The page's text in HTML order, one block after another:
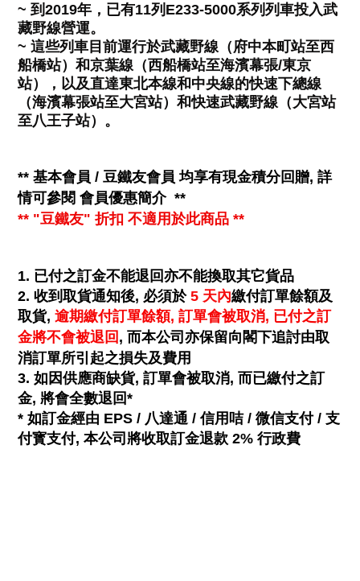
~ 到2019年，已有11列E233-5000系列列車投入武
藏野線營運。
~ 這些列車目前運行於武藏野線（府中本町站至西
船橋站）和京葉線（西船橋站至海濱幕張/東京
站），以及直達東北本線和中央線的快速下總線
（海濱幕張站至大宮站）和快速武藏野線（大宮站
至八王子站）。
** 基本會員 / 豆鐵友會員 均享有現金積分回贈, 詳
情可參閱 會員優惠簡介 **
** "豆鐵友" 折扣 不適用於此商品 **
1. 已付之訂金不能退回亦不能換取其它貨品
2. 收到取貨通知後, 必須於 5 天內繳付訂單餘額及
取貨, 逾期繳付訂單餘額, 訂單會被取消, 已付之訂
金將不會被退回 , 而本公司亦保留向閣下追討由取
消訂單所引起之損失及費用
3. 如因供應商缺貨, 訂單會被取消, 而已繳付之訂
金, 將會全數退回*
* 如訂金經由 EPS / 八達通 / 信用咭 / 微信支付 / 支
付寳支付, 本公司將收取訂金退款 2% 行政費